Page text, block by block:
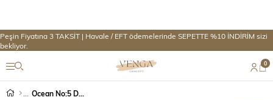
Peşin Fiyatına 3 TAKSİT | Havale / EFT ödemelerinde SEPETTE %10 İNDİRİM sizi
bekliyor.
0
Ocean No:5 Dokulu Tablo Tek